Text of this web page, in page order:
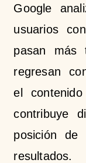
Google
usuarios
pasan más
regresan
el
contribuye
posición
resultados.